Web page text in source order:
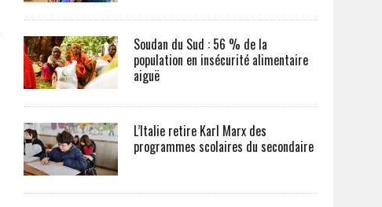
Soudan du Sud : 56 % de la
population en insécurité alimentaire
aiguë
L’Italie retire Karl Marx des
programmes scolaires du secondaire